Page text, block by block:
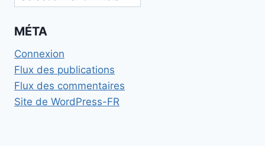
MÉTA
Connexion
Flux des publications
Flux des commentaires
Site de WordPress-FR